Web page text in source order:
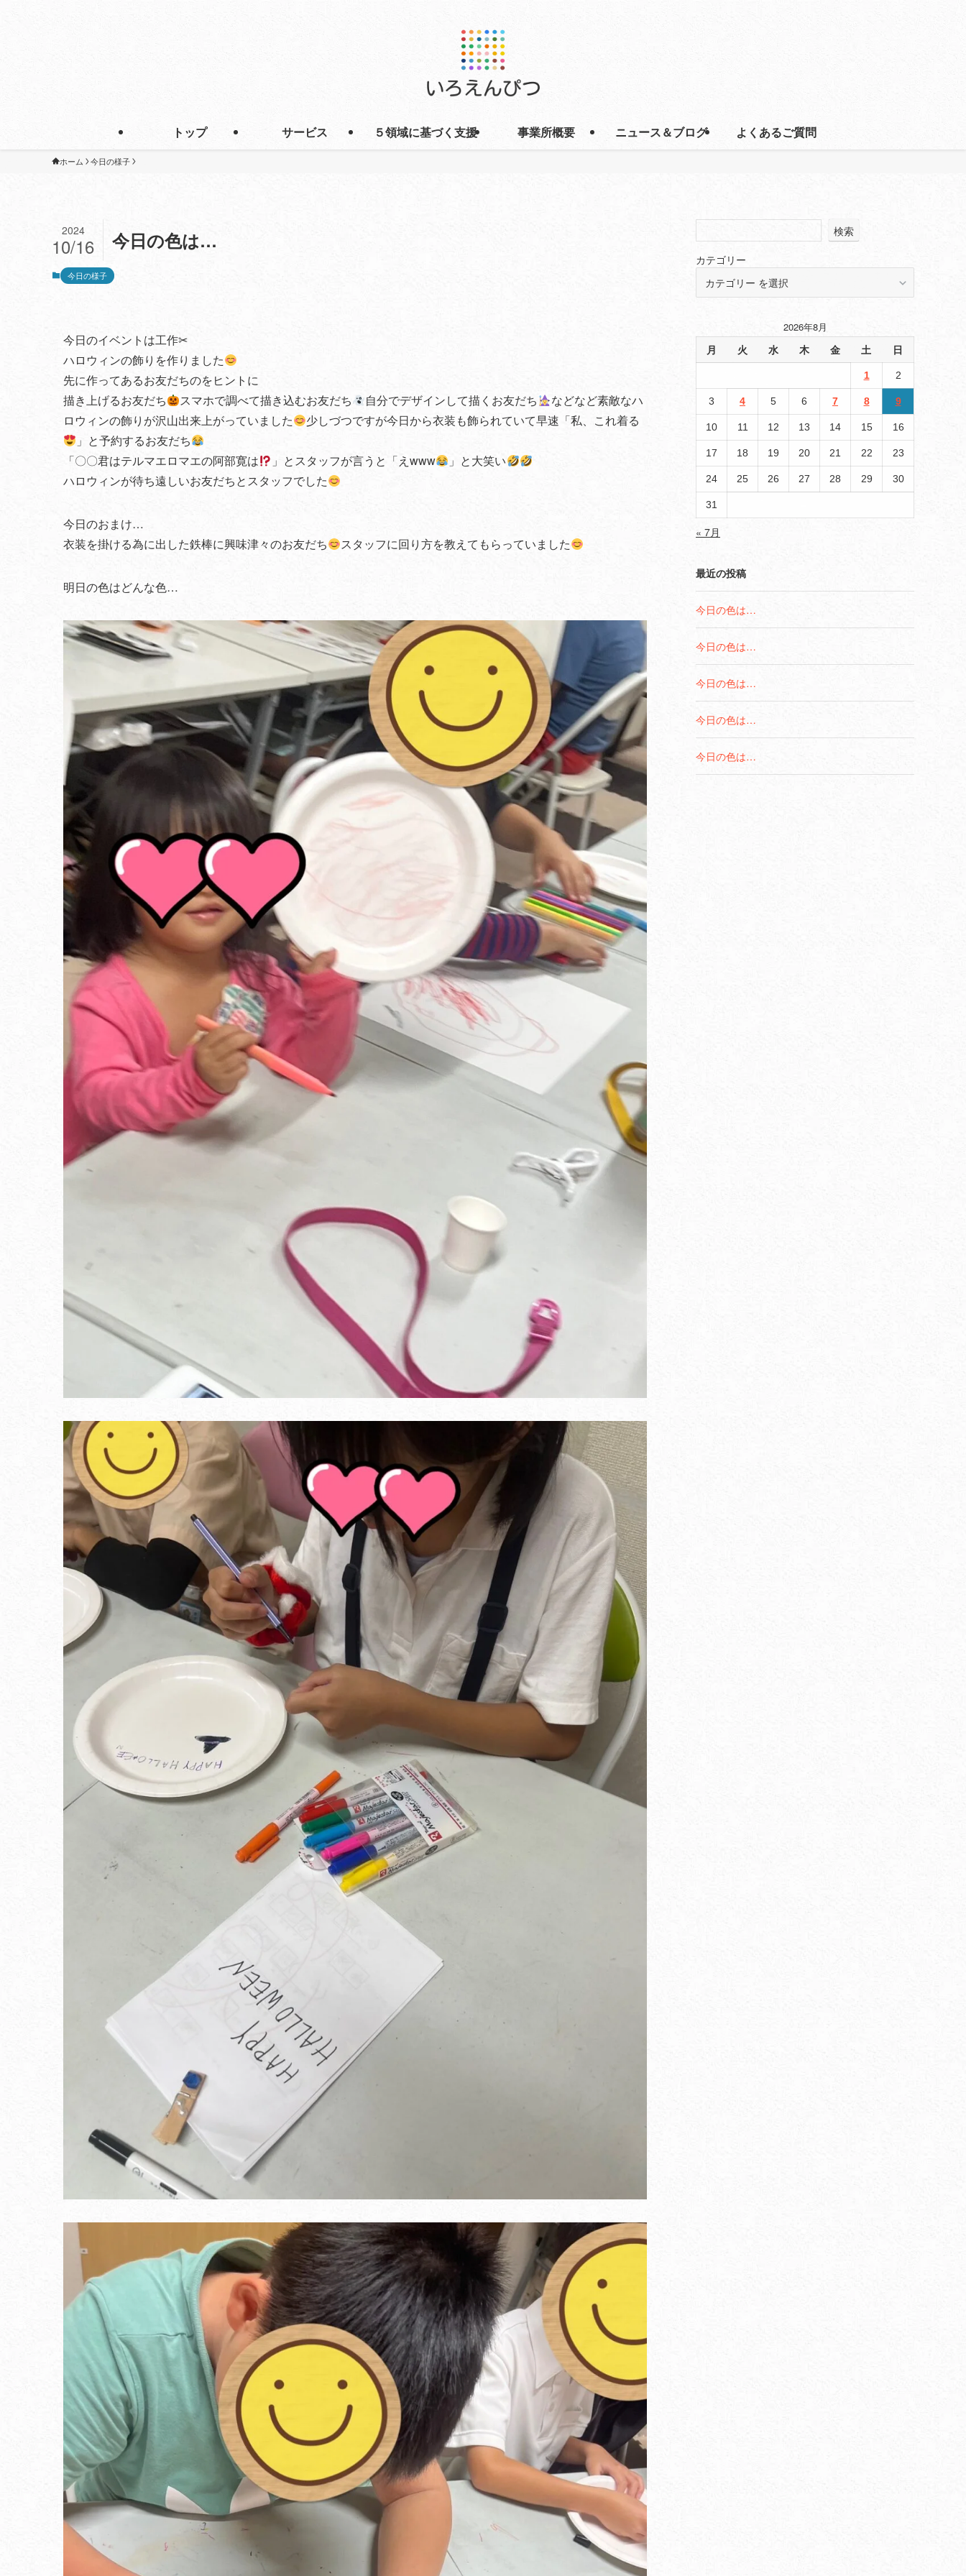
トップ サービス ５領域に基づく支援 事業所概要 ニュース＆ブログ よくあるご質問
ホーム 今日の様子
今日の色は…
2024
10/16
今日の様子
今日のイベントは工作✂︎
ハロウィンの飾りを作りました
先に作ってあるお友だちのをヒントに
描き上げるお友だち
スマホで調べて描き込むお友だち 自分でデザインして描くお友だち
などなど素敵なハ
ロウィンの飾りが沢山出来上がっていました
少しづつですが今日から衣装も飾られていて早速「私、これ着る
」と予約するお友だち
「〇〇君はテルマエロマエの阿部寛は
」とスタッフが言うと「えwww
」と大笑い
ハロウィンが待ち遠しいお友だちとスタッフでした
今日のおまけ…
衣装を掛ける為に出した鉄棒に興味津々のお友だち
スタッフに回り方を教えてもらっていました
明日の色はどんな色…
検索
カテゴリー
2026年8月
月 火 水 木 金 土 日
1 2
3 4 5 6 7 8 9
10 11 12 13 14 15 16
17 18 19 20 21 22 23
24 25 26 27 28 29 30
31
« 7月
最近の投稿
今日の色は…
今日の色は…
今日の色は…
今日の色は…
今日の色は…